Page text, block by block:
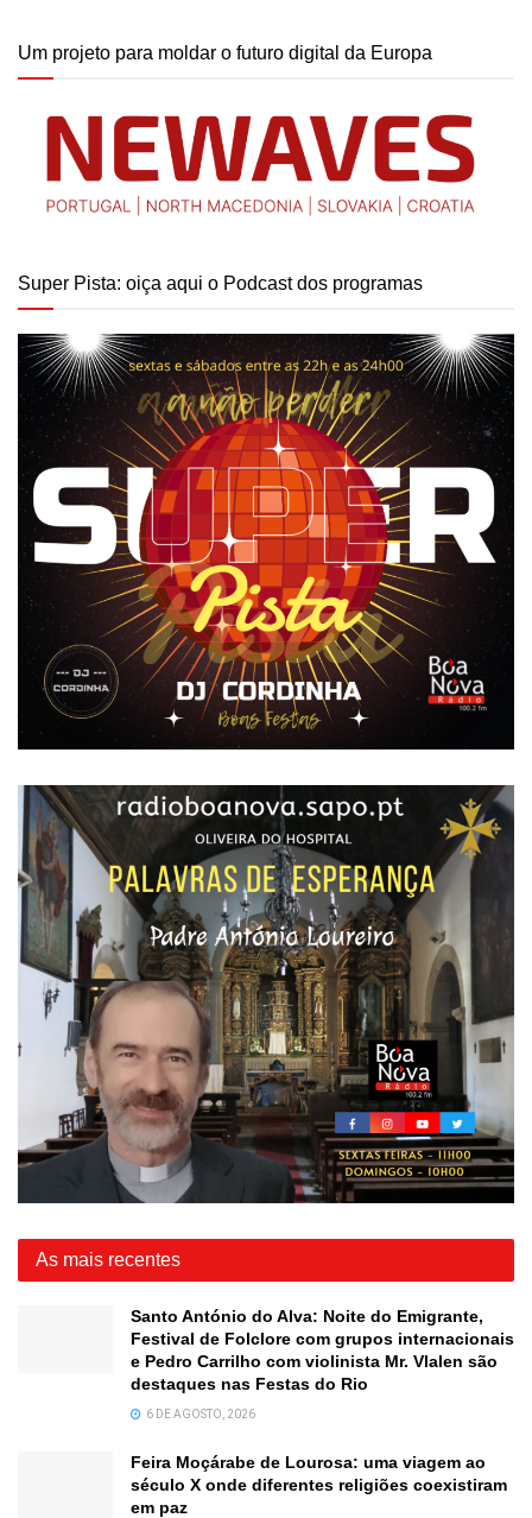
Um projeto para moldar o futuro digital da Europa
Super Pista: oiça aqui o Podcast dos programas
As mais recentes
Santo António do Alva: Noite do Emigrante,
Festival de Folclore com grupos internacionais
e Pedro Carrilho com violinista Mr. Vlalen são
destaques nas Festas do Rio
6 DE AGOSTO, 2026
Feira Moçárabe de Lourosa: uma viagem ao
século X onde diferentes religiões coexistiram
em paz